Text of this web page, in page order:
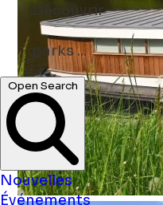
Découvrir
museums ...
Open Search
Nouvelles
Événements
Emplacements